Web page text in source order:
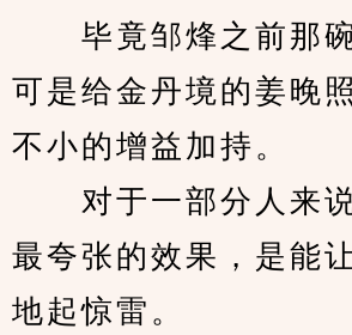
毕竟邹烽之前那碗
可是给金丹境的姜晚
不小的增益加持。
对于一部分人来说
最夸张的效果，是能
地起惊雷。